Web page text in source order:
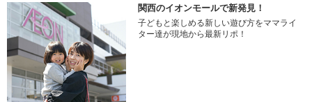
関西のイオンモールで新発見！
子どもと楽しめる新しい遊び方をママライ
ター達が現地から最新リポ！